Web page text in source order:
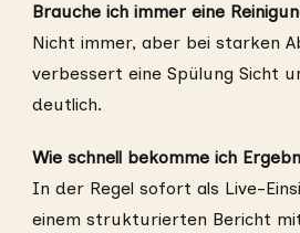
Brauche ich immer eine
Nicht immer, aber bei starken
verbessert eine Spülung Sicht
deutlich.
Wie schnell bekomme ich
In der Regel sofort als Live-
einem strukturierten Bericht